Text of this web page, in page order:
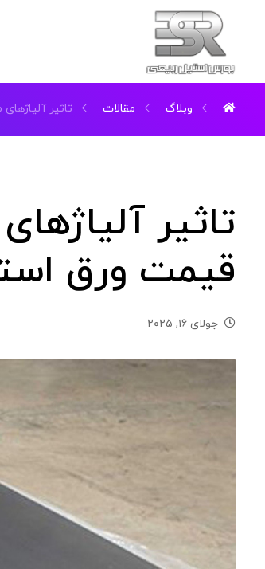
وبلاگ مقالات تاثیر
تاثیر
قیمت ورق
جولای ۱۶, ۲۰۲۵